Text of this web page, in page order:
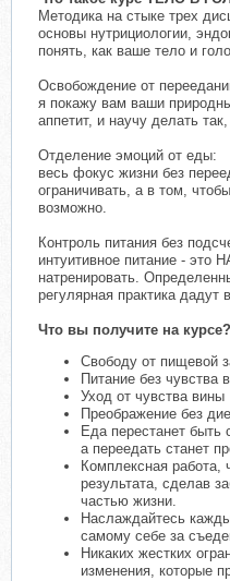
Методика на стыке трех
основы нутрициологии,
понять, как ваше тело и
Освобождение от
я покажу вам ваши
аппетит, и научу делать
Отделение эмоций от еды:
весь фокус жизни без
ограничивать, а в том,
возможно.
Контроль питания без
интуитивное питание -
натренировать.
регулярная практика
Что вы получите на курсе?
Свободу от пищевой
Питание без чувства
Уход от чувства вины
Преображение без
Еда перестанет быть
а переедать станет
Комплексная работа,
результата, сделав
частью жизни.
Наслаждайтесь
самому себе за
Никаких жестких
изменения, которые